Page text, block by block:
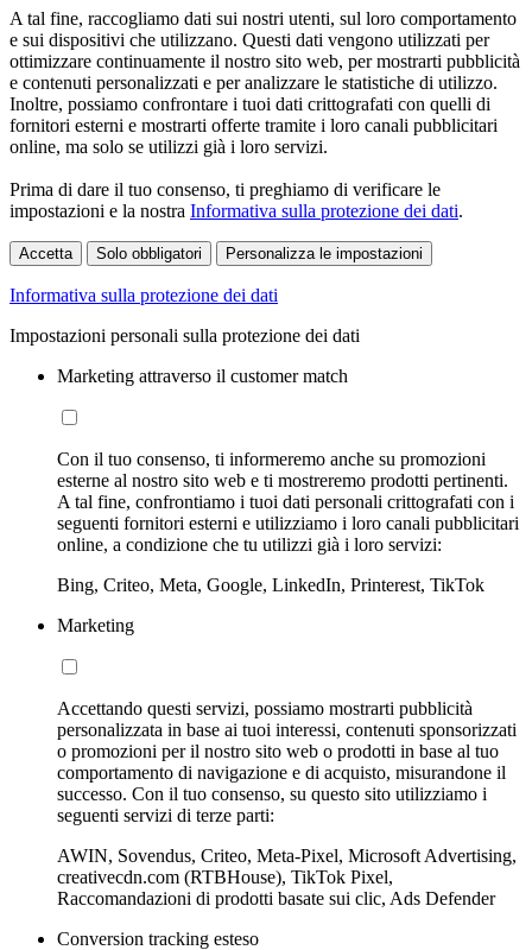
A tal fine, raccogliamo dati sui nostri utenti, sul loro comportamento
e sui dispositivi che utilizzano. Questi dati vengono utilizzati per
ottimizzare continuamente il nostro sito web, per mostrarti pubblicità
e contenuti personalizzati e per analizzare le statistiche di utilizzo.
Inoltre, possiamo confrontare i tuoi dati crittografati con quelli di
fornitori esterni e mostrarti offerte tramite i loro canali pubblicitari
online, ma solo se utilizzi già i loro servizi.
Prima di dare il tuo consenso, ti preghiamo di verificare le
impostazioni e la nostra Informativa sulla protezione dei dati.
Accetta Solo obbligatori Personalizza le impostazioni
Informativa sulla protezione dei dati
Impostazioni personali sulla protezione dei dati
Marketing attraverso il customer match
Con il tuo consenso, ti informeremo anche su promozioni
esterne al nostro sito web e ti mostreremo prodotti pertinenti.
A tal fine, confrontiamo i tuoi dati personali crittografati con i
seguenti fornitori esterni e utilizziamo i loro canali pubblicitari
online, a condizione che tu utilizzi già i loro servizi:
Bing, Criteo, Meta, Google, LinkedIn, Printerest, TikTok
Marketing
Accettando questi servizi, possiamo mostrarti pubblicità
personalizzata in base ai tuoi interessi, contenuti sponsorizzati
o promozioni per il nostro sito web o prodotti in base al tuo
comportamento di navigazione e di acquisto, misurandone il
successo. Con il tuo consenso, su questo sito utilizziamo i
seguenti servizi di terze parti:
AWIN, Sovendus, Criteo, Meta-Pixel, Microsoft Advertising,
creativecdn.com (RTBHouse), TikTok Pixel,
Raccomandazioni di prodotti basate sui clic, Ads Defender
Conversion tracking esteso